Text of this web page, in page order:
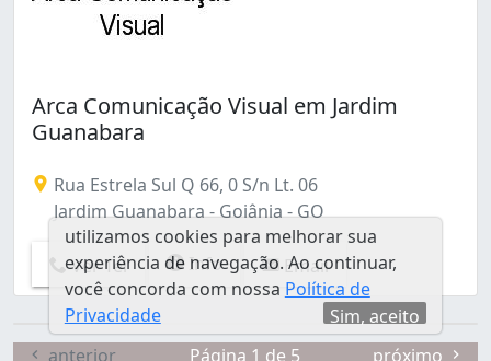
Arca Comunicação Visual em Jardim
Guanabara
Rua Estrela Sul Q 66, 0 S/n Lt. 06
Jardim Guanabara - Goiânia - GO
Ver Tel Info Email
anterior Página 1 de 5 próximo
utilizamos cookies para melhorar sua
experiência de navegação. Ao continuar,
você concorda com nossa Política de
Privacidade
Sim, aceito